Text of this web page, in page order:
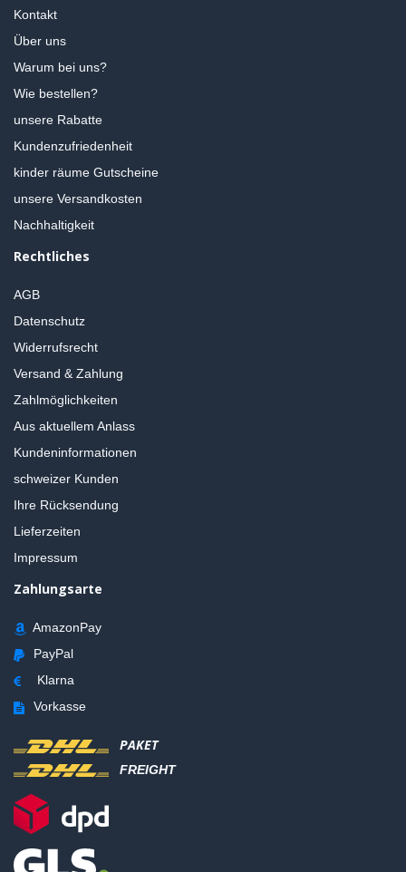
Kontakt
Über uns
Warum bei uns?
Wie bestellen?
unsere Rabatte
Kundenzufriedenheit
kinder räume Gutscheine
unsere Versandkosten
Nachhaltigkeit
Rechtliches
AGB
Datenschutz
Widerrufsrecht
Versand & Zahlung
Zahlmöglichkeiten
Aus aktuellem Anlass
Kundeninformationen
schweizer Kunden
Ihre Rücksendung
Lieferzeiten
Impressum
Zahlungsarte
AmazonPay
PayPal
Klarna
Vorkasse
PAKET
FREIGHT